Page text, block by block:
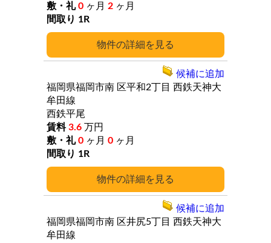
詳細
0 ヶ月 2 ヶ月
1R
詳細
福岡県福岡市南 区平和2丁目 西鉄天神大
牟田線
西鉄平尾
3.6 万円
0 ヶ月 0 ヶ月
1R
候補に追加
福岡県福岡市南 区井尻5丁目 西鉄天神大
牟田線
候補に追加